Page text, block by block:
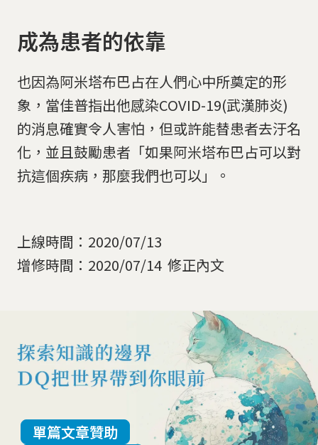
成為患者的依靠
也因為阿米塔布巴占在人們心中所奠定的形
象，當佳普指出他感染COVID-19(武漢肺炎)
的消息確實令人害怕，但或許能替患者去汙名
化，並且鼓勵患者「如果阿米塔布巴占可以對
抗這個疾病，那麼我們也可以」。
上線時間：2020/07/13
增修時間：2020/07/14 修正內文
單篇文章贊助